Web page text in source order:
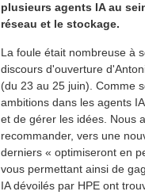
plusieurs agents IA au
réseau et le stockage.
La foule était nombreuse à
discours d'ouverture
(du 23 au 25 juin). Comme
ambitions dans les agents
et de gérer les idées. Nous
recommander, vers une
derniers « optimiseront en
vous permettant ainsi de
IA dévoilés par HPE ont